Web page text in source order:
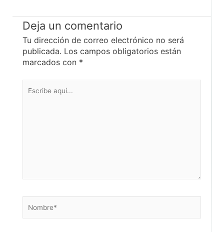
Deja un comentario
Tu dirección de correo electrónico no será
publicada. Los campos obligatorios están
marcados con *
aquí...